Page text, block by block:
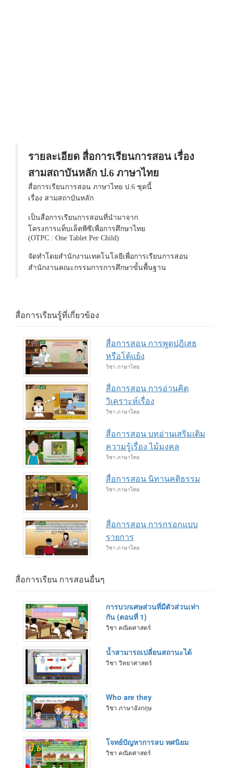
รายละเอียด สื่อการเรียนการสอน เรื่อง
สามสถาบันหลัก ป.6 ภาษาไทย
สื่อการเรียนการสอน ภาษาไทย ป.6 ชุดนี้
เรื่อง สามสถาบันหลัก
เป็นสื่อการเรียนการสอนที่นำมาจาก
โครงการแท็บเล็ตพีซีเพื่อการศึกษาไทย
(OTPC : One Tablet Per Child)
จัดทำโดยสำนักงานเทคโนโลยีเพื่อการเรียนการสอน
สำนักงานคณะกรรมการการศึกษาขั้นพื้นฐาน
สื่อการเรียนรู้ที่เกี่ยวข้อง
สื่อการสอน การพูดปฎิเสธ
หรือโต้แย้ง
วิชา ภาษาไทย
สื่อการสอน การอ่านคิด
วิเคราะห์เรื่อง
วิชา ภาษาไทย
สื่อการสอน บทอ่านเสริมเติม
ความรู้เรื่อง ไม้มงคล
วิชา ภาษาไทย
สื่อการสอน นิทานคติธรรม
วิชา ภาษาไทย
สื่อการสอน การกรอกแบบ
รายการ
วิชา ภาษาไทย
สื่อการเรียน การสอนอื่นๆ
การบวกเศษส่วนที่มีตัวส่วนเท่า
กัน (ตอนที่ 1)
วิชา คณิตศาสตร์
น้ำสามารถเปลี่ยนสถานะได้
วิชา วิทยาศาสตร์
Who are they
วิชา ภาษาอังกฤษ
โจทย์ปัญหาการลบ ทศนิยม
วิชา คณิตศาสตร์